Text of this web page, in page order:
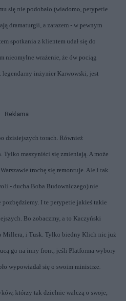
się nie podobało (wiadomo, perypetie
dramaturgii, a zarazem - w pewnym
spotkania z klientem udał się do
nieomylne wrażenie, że ów pociąg
inżynier Karwowski, jest
Reklama
dzisiejszych torach. Również
Tylko maszyniści się zmieniają. A może
trochę się remontuje. Ale i tak
- ducha Boba Budowniczego) nie
pozbędziemy. I te perypetie jakieś takie
Bo zobaczmy, a to Kaczyński
Millera, i Tusk. Tylko biedny Klich nic już
go na inny front, jeśli Platforma wybory
wypowiadał się o swoim ministrze.
którzy tak dzielnie walczą o swoje,